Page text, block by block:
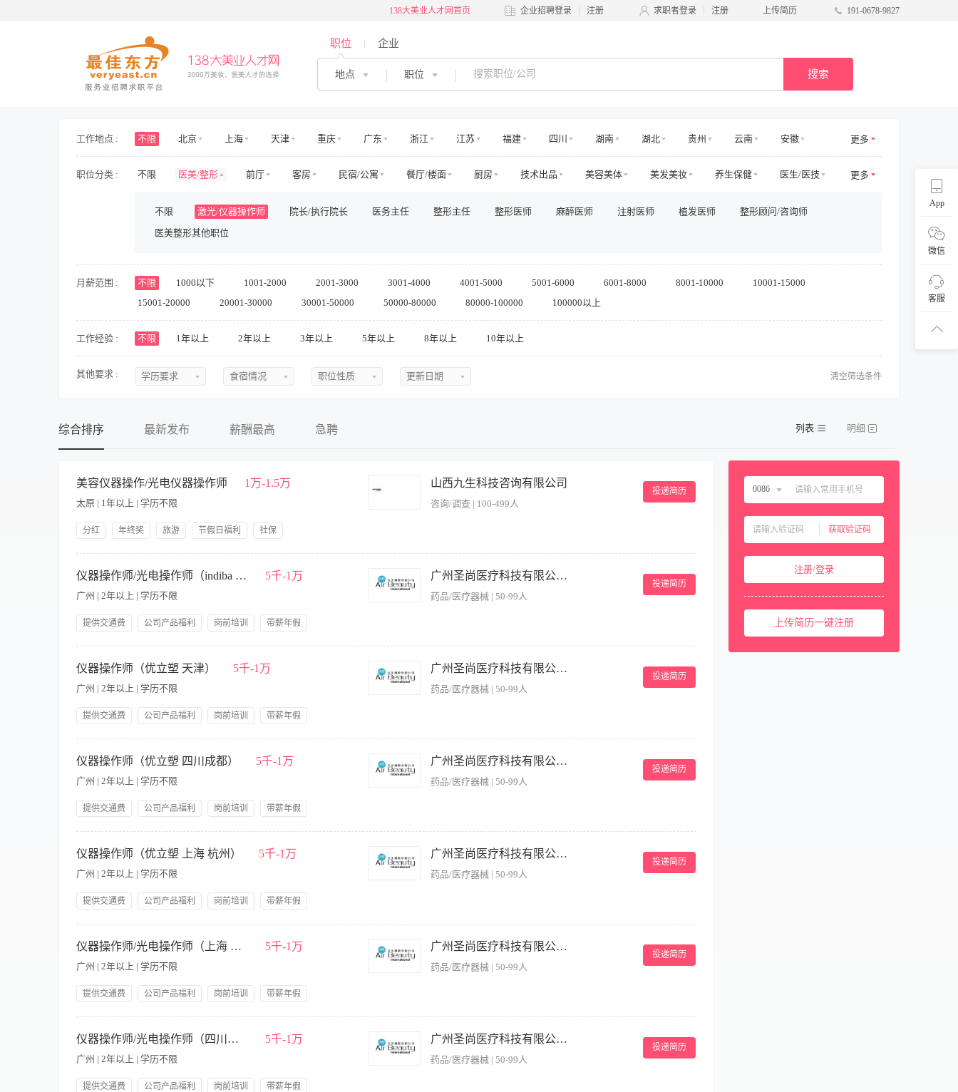
138大美业人才网首页 企业招聘登录 注册 求职者登录 注册 上传简历 191-0678-9827
职位 企业
地点 职位 搜索
App
扫码
微信
客服
工作地点 : 不限 北京 上海 天津 重庆 广东 浙江 江苏 福建 四川 湖南 湖北 贵州 云南
安徽
海南
山东 山西 河北 河南 吉林 江西 辽宁 陕西 黑龙江 青海 甘肃 台湾 广西
宁夏
新疆
西藏 内蒙古 香港 澳门 国外
更多
职位分类 : 不限 医美/整形 前厅 客房 民宿/公寓 餐厅/楼面 厨房 技术出品 美容美体 美发美妆 养生保健
医生/医技
房地产开发
房地产规划与设计 房地产销售/中介 房地产工程 高层管理 市场/运营 销售/商务拓展 收益/预订
客服及支持
人力资源
行政
不限 激光/仪器操作师 院长/执行院长 医务主任 整形主任 整形医师 麻醉医师 注射医师 植发医师
整形顾问/咨询师
医美整形其他职位
更多
月薪范围 : 不限 1000以下 1001-2000 2001-3000 3001-4000 4001-5000 5001-6000 6001-8000 8001-10000
10001-15000
15001-20000
20001-30000 30001-50000 50000-80000 80000-100000 100000以上
工作经验 : 不限 1年以上 2年以上 3年以上 5年以上 8年以上 10年以上
其他要求 : 学历要求
初中
中技
高中
大专
本科
硕士
食宿情况
提供食宿
可提供吃
食宿面议
职位性质
全职
更新日期
近五天
近一周
近一月
近二月
清空筛选条件
综合排序 最新发布 薪酬最高 急聘
美容仪器操作/光电仪器操作师 1万-1.5万
太原 | 1年以上 | 学历不限
分红 年终奖 旅游 节假日福利
社保
山西九生科技咨询有限公司
咨询/调查 | 100-499人
投递简历
报。 职位要求： 1.美容行业1年以上工作经验，形象好，气质佳 2.熟悉美容保健相关知识，有光电仪器操作经验。 3.医疗美容、临床等相关医学专业中专及以上学
仪器操作师/光电操作师（indiba 博瑞莱 熟手） 5千-1万
广州 | 2年以上 | 学历不限
提供交通费 公司产品福利 岗前培训
带薪年假
广州圣尚医疗科技有限公司。
药品/医疗器械 | 50-99人
投递简历
咨询进行讲解，配合咨询老师一起完成业绩。 岗位要求： 1、形象气质佳，沟通理解能力强； 2、有美容行业2年以上工作经验； 3、有光电仪器操作工作经验优先
考虑； （有正版皮秒/西班牙indiba/优立塑等操作经验优先） 4、能够短期出差，20—38岁。
仪器操作师（优立塑 天津） 5千-1万
广州 | 2年以上 | 学历不限
提供交通费 公司产品福利 岗前培训
带薪年假
广州圣尚医疗科技有限公司。
药品/医疗器械 | 50-99人
投递简历
的咨询进行讲解，配合市场老师一起完成业绩。 岗位要求： 1、形象气质佳，沟通理解能力强； 2、有美容行业2年以上工作经验； 3、有优立塑操作工作经验优先
考虑； 4、能够短期出差，20—38岁。 驻地：天津；包住宿。 薪资：底薪+提成+差旅补贴
仪器操作师（优立塑 四川成都） 5千-1万
广州 | 2年以上 | 学历不限
提供交通费 公司产品福利 岗前培训
带薪年假
广州圣尚医疗科技有限公司。
药品/医疗器械 | 50-99人
投递简历
的咨询进行讲解，配合市场老师一起完成业绩。 岗位要求： 1、形象气质佳，沟通理解能力强； 2、有美容行业2年以上工作经验； 3、有优立塑操作工作经验优先
考虑； 4、能够短期出差，20—38岁。 驻地：四川成都； 薪资：底薪+提成+差旅补贴；包住宿。
仪器操作师（优立塑 上海 杭州） 5千-1万
广州 | 2年以上 | 学历不限
提供交通费 公司产品福利 岗前培训
带薪年假
广州圣尚医疗科技有限公司。
药品/医疗器械 | 50-99人
投递简历
对顾客的咨询进行讲解，配合市场老师一起完成业绩。 岗位要求： 1、形象气质佳，沟通理解能力强； 2、有美容行业2年以上工作经验； 3、有光电仪器操作工作
经验（尤其是优立塑）优先考虑； 4、能够短期出差，20—38岁。 驻地：上海/杭州
仪器操作师/光电操作师（上海 杭州） 5千-1万
广州 | 2年以上 | 学历不限
提供交通费 公司产品福利 岗前培训
带薪年假
广州圣尚医疗科技有限公司。
药品/医疗器械 | 50-99人
投递简历
对顾客的咨询进行讲解，配合市场老师一起完成业绩。 岗位要求： 1、形象气质佳，沟通理解能力强； 2、有美容行业2年以上工作经验； 3、有光电仪器操作工作
经验（尤其是优立塑）优先考虑； 4、能够短期出差，20—38岁。 驻地：上海/杭州
仪器操作师/光电操作师（四川成都） 5千-1万
广州 | 2年以上 | 学历不限
提供交通费 公司产品福利 岗前培训
带薪年假
广州圣尚医疗科技有限公司。
药品/医疗器械 | 50-99人
投递简历
列表 明细
0086
获取验证码
注册/登录
上传简历一键注册
中国大陆 0086
中国澳门 00853
西班牙